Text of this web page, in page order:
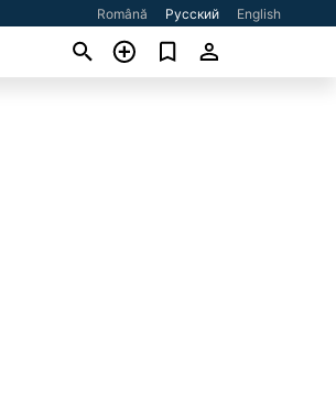
Română Русский English